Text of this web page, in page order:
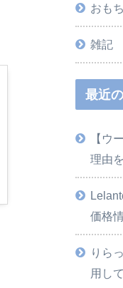
おも
雑記
最近
【ウ
理由
価格
りら
用し